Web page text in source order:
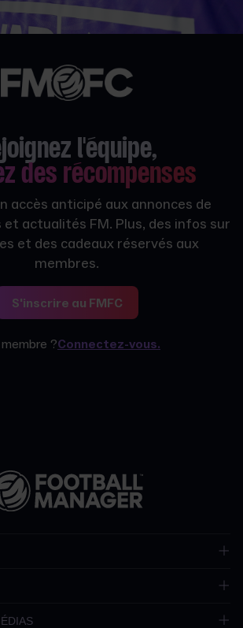
l'équipe,
des récompenses
accès anticipé aux annonces de
actualités FM. Plus, des infos sur
et des cadeaux réservés aux
membres.
S'inscrire au FMFC
?Connectez-vous.